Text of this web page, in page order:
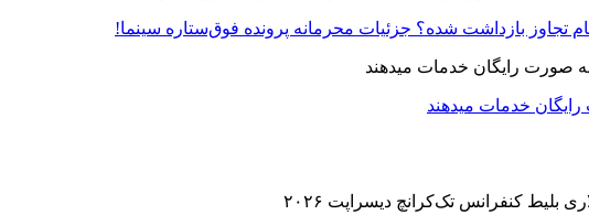
تجاوز بازداشت شده؟ جزئیات محرمانه پرونده فوق‌ستاره سینما!
خدمات میدهند